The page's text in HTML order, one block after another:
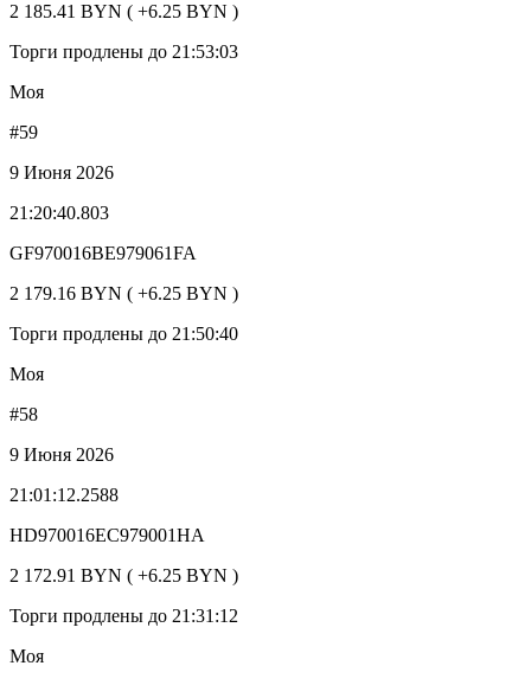
2 185.41 BYN ( +6.25 BYN )
Торги продлены до 21:53:03
Моя
#59
9 Июня 2026
21:20:40.803
GF970016BE979061FA
2 179.16 BYN ( +6.25 BYN )
Торги продлены до 21:50:40
Моя
#58
9 Июня 2026
21:01:12.2588
HD970016EC979001HA
2 172.91 BYN ( +6.25 BYN )
Торги продлены до 21:31:12
Моя